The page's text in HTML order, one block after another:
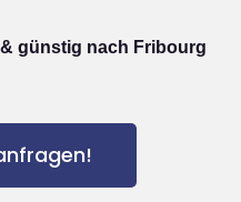
günstig nach Fribourg